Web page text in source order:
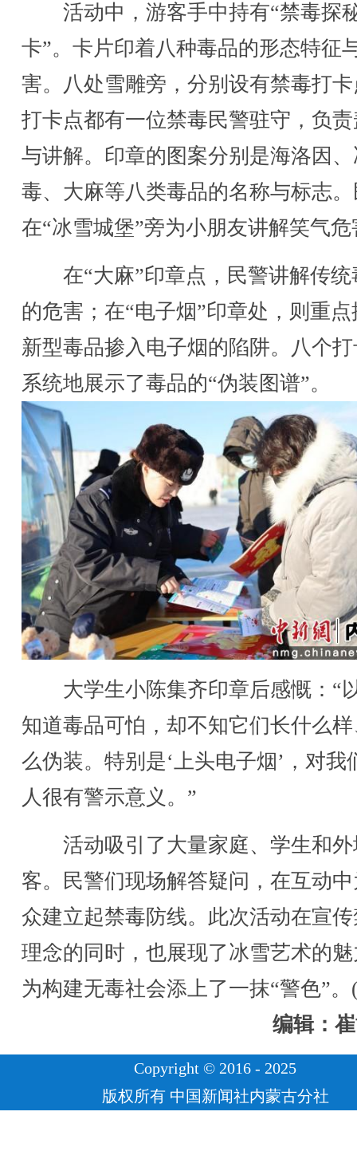
活动中，游客手中持有“禁毒探
卡”。卡片印着八种毒品的形态特征
害。八处雪雕旁，分别设有禁毒打
打卡点都有一位禁毒民警驻守，负
与讲解。印章的图案分别是海洛因
毒、大麻等八类毒品的名称与标志
在“冰雪城堡”旁为小朋友讲解笑气危
在“大麻”印章点，民警讲解传统
的危害；在“电子烟”印章处，则重点
新型毒品掺入电子烟的陷阱。八个
系统地展示了毒品的“伪装图谱”。
大学生小陈集齐印章后感慨：“
知道毒品可怕，却不知它们长什么
么伪装。特别是‘上头电子烟’，对我
人很有警示意义。”
活动吸引了大量家庭、学生和外
客。民警们现场解答疑问，在互动
众建立起禁毒防线。此次活动在宣
理念的同时，也展现了冰雪艺术的
为构建无毒社会添上了一抹“警色”
编辑：
Copyright © 2016 - 2025
版权所有 中国新闻社内蒙古分社